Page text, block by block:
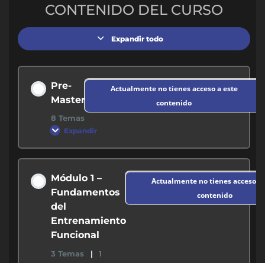
CONTENIDO DEL CURSO
Expandir todo
Pre-
Master
8 Temas
Actualmente no tienes acceso a este
contenido
Expandir
0/8 pasos
1. Vídeo presentación
Módulo 1 –
Fundamentos
del
Entrenamiento
Funcional
3 Temas |
1
Actualmente no tienes acceso a
contenido